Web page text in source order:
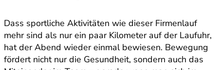
Dass sportliche Aktivitäten wie dieser Firmenlauf
mehr sind als nur ein paar Kilometer auf der Laufuhr,
hat der Abend wieder einmal bewiesen. Bewegung
fördert nicht nur die Gesundheit, sondern auch das